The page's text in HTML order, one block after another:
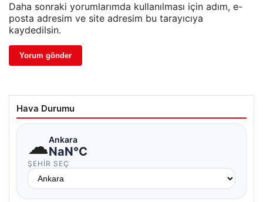
Daha sonraki yorumlarımda kullanılması için adım, e-
posta adresim ve site adresim bu tarayıcıya
kaydedilsin.
Hava Durumu
☁Ankara
NaN°C
ŞEHIR SEÇ